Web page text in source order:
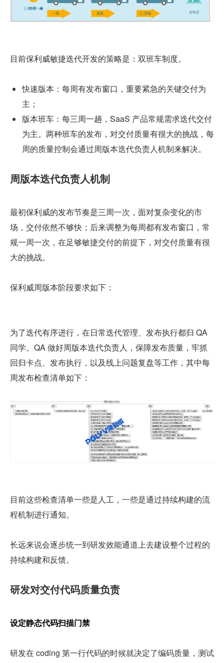
目前保利威敏捷迭代开发的策略是：双班车制度。
快速版本：每周有发布窗口，重要紧急的关键交付为
主；
版本班车：每三周一趟，SaaS 产品常规需求迭代交付
为主。两种班车的发布，对交付质量有很大的挑战，每
周的质量控制会通过周版本迭代负责人机制来解决。
周版本迭代负责人机制
最初保利威的发布节奏是三周一次，面对复杂变化的市
场，交付依然不够快；后来调整为每周都有发布窗口，常
规一周一次，在足够敏捷交付的前提下，对交付质量有很
大的挑战。
保利威周版本阶段要求如下：
为了迭代有序进行，在日常迭代管理、发布执行都归 QA
同学。QA 做好周版本迭代负责人，保障发布质量，牢抓
回归卡点、发布执行，以及线上问题复盘等工作，其中每
周发布检查清单如下：
目前这些检查清单一些是人工，一些是通过持续构建的流
程机制进行通知。
长远来说会逐步统一到研发效能通道上去建设整个过程的
持续构建和反馈。
研发对交付代码质量负责
设定静态代码扫描门禁
研发在 coding 第一行代码的时候就决定了编码质量，测试